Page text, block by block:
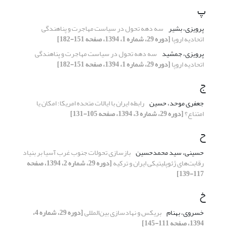
پ
پرویزی، بشیر سه دهه تحول در سیاست مهاجرت و پناهندگی
اتحادیه اروپا[دوره 29، شماره 1، 1394، صفحه 151-182]
پرویزی، جمشید سه دهه تحول در سیاست مهاجرت و پناهندگی
اتحادیه اروپا[دوره 29، شماره 1، 1394، صفحه 151-182]
ج
جعفری موحد، حسین رابطه ایران با ایالات متحده امریکا؛ امکان یا
امتناع؟[دوره 29، شماره 3، 1394، صفحه 105-131]
ح
حسینی، سید محمدحسین بازسازی تحولات جنوب غرب آسیا بر بنیاد
رقابت‌های ژئوپلیتیکی ایران و ترکیه [دوره 29، شماره 2، 1394، صفحه
117-139]
خ
خسروی، بهنام بریکس و نهادسازی بین‌المللی [دوره 29، شماره 4،
1394، صفحه 111-145]